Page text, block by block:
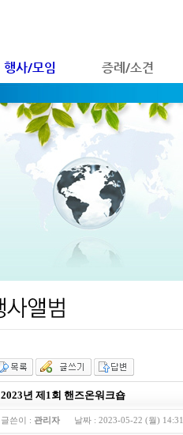
행사/모임 증례/소견
2023년 제1회 핸즈온워크숍
글쓴이 : 관리자 날짜 : 2023-05-22 (월) 14:31